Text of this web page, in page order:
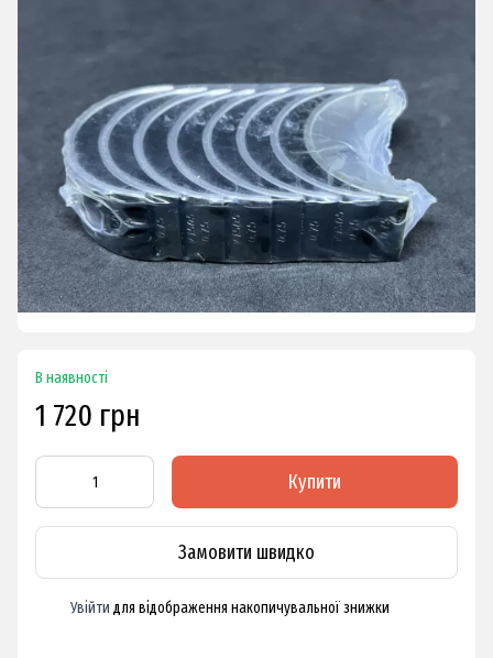
В наявності
1 720 грн
Купити
Замовити швидко
Увійти для відображення накопичувальної знижки